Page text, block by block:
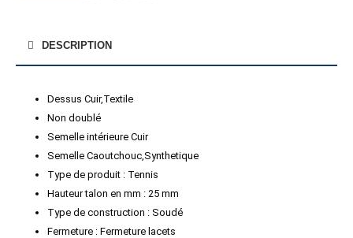
DESCRIPTION
Dessus Cuir,Textile
Non doublé
Semelle intérieure Cuir
Semelle Caoutchouc,Synthetique
Type de produit : Tennis
Hauteur talon en mm : 25 mm
Type de construction : Soudé
Fermeture : Fermeture lacets